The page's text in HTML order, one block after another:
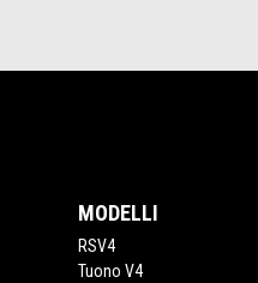
MODELLI
RSV4
Tuono V4